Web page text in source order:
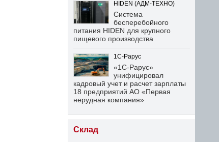
HIDEN (АДМ-ТЕХНО)
Система
бесперебойного
питания HIDEN для крупного
пищевого производства
1С-Рарус
«1С-Рарус»
унифицировал
кадровый учет и расчет зарплаты
18 предприятий АО «Первая
нерудная компания»
Склад